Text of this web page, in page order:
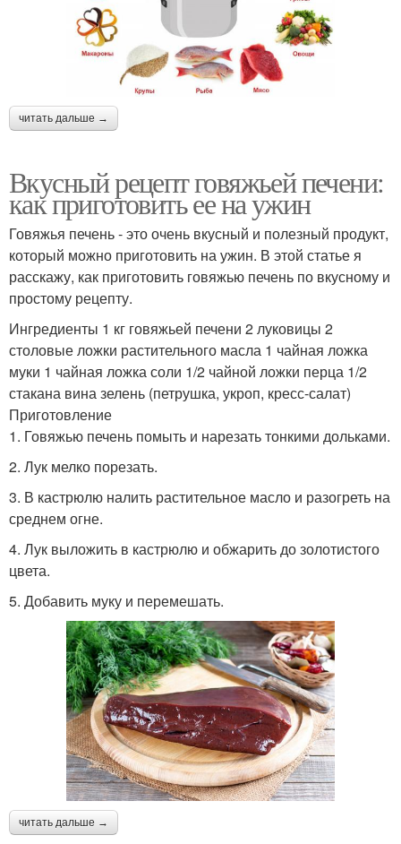
читать дальше →
Вкусный рецепт говяжьей печени:
как приготовить ее на ужин
Говяжья печень - это очень вкусный и полезный продукт,
который можно приготовить на ужин. В этой статье я
расскажу, как приготовить говяжью печень по вкусному и
простому рецепту.
Ингредиенты 1 кг говяжьей печени 2 луковицы 2
столовые ложки растительного масла 1 чайная ложка
муки 1 чайная ложка соли 1/2 чайной ложки перца 1/2
стакана вина зелень (петрушка, укроп, кресс-салат)
Приготовление
1. Говяжью печень помыть и нарезать тонкими дольками.
2. Лук мелко порезать.
3. В кастрюлю налить растительное масло и разогреть на
среднем огне.
4. Лук выложить в кастрюлю и обжарить до золотистого
цвета.
5. Добавить муку и перемешать.
читать дальше →